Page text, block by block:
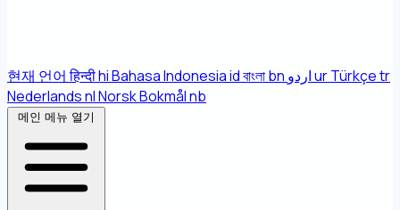
현재 언어 हिन्दीhiBahasa Indonesiaidবাংলাbn اردوurTürkçetr
NederlandsnlNorsk Bokmålnb
메인 메뉴 열기